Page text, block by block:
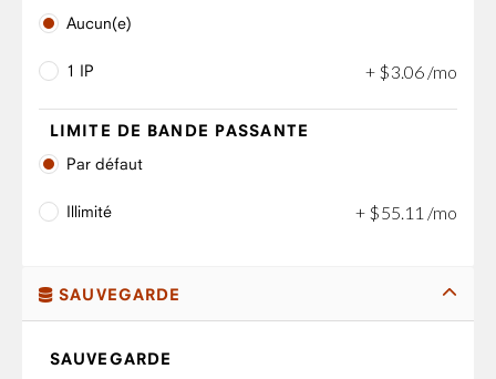
Aucun(e)
1 IP + $3 06 /mo
LIMITE DE BANDE PASSANTE
Par défaut
Illimité + $55.11 /mo
SAUVEGARDE
SAUVEGARDE